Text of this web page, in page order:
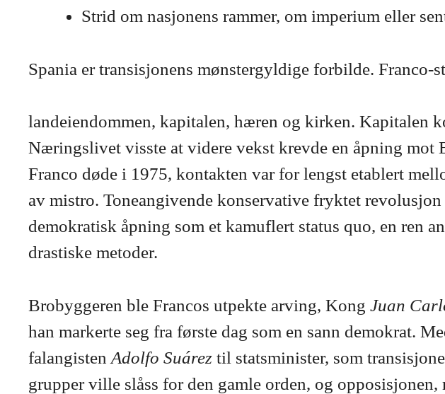
Strid om nasjonens rammer, om imperium eller
Spania er transisjonens mønstergyldige forbilde. Franco-
landeiendommen, kapitalen, hæren og kirken. Kapitalen
Næringslivet visste at videre vekst krevde en åpning mot
Franco døde i 1975, kontakten var for lengst etablert
av mistro. Toneangivende konservative fryktet
demokratisk åpning som et kamuflert status quo, en ren
drastiske metoder.
Brobyggeren ble Francos utpekte arving, Kong Juan
han markerte seg fra første dag som en sann demokrat.
falangisten Adolfo Suárez til statsminister, som
grupper ville slåss for den gamle orden, og